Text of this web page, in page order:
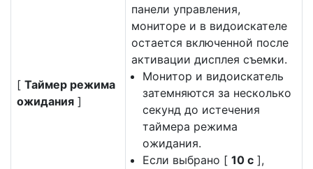
[ Таймер режима
ожидания ]
панели управления,
мониторе и в видоискателе
остается включенной после
активации дисплея съемки.
Монитор и видоискатель
затемняются за несколько
секунд до истечения
таймера режима
ожидания.
Если выбрано [ 10 с ],